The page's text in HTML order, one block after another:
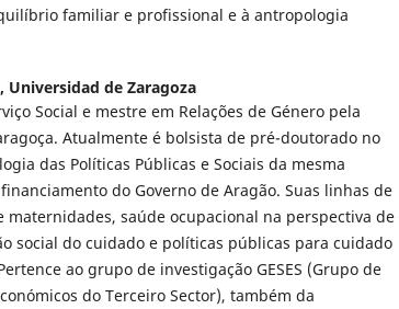
familiar e profissional e à antropologia
Universidad de Zaragoza
Social e mestre em Relações de Género pela
Atualmente é bolsista de pré-doutorado no
das Políticas Públicas e Sociais da mesma
do Governo de Aragão. Suas linhas de
maternidades, saúde ocupacional na perspectiva de
social do cuidado e políticas públicas para cuidado
ao grupo de investigação GESES (Grupo de
do Terceiro Sector), também da